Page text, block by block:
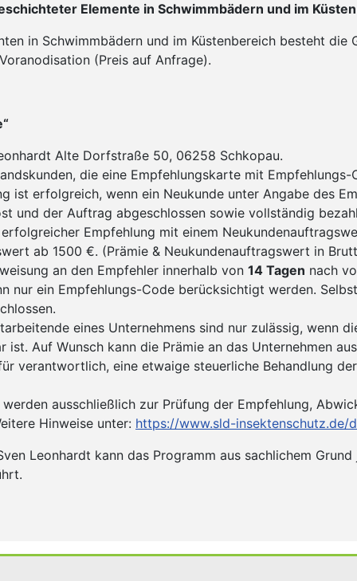
Elemente in Schwimmbädern und im
in Schwimmbädern und im Küstenbereich besteht
(Preis auf Anfrage).
Alte Dorfstraße 50, 06258 Schkopau.
die eine Empfehlungskarte mit Empfehlungs-
ist erfolgreich, wenn ein Neukunde unter Angabe des
und der Auftrag abgeschlossen sowie vollständig
Empfehlung mit einem
ab 1500 €. (Prämie & Neukundenauftragswert in
an den Empfehler innerhalb von 14 Tagen nach
nur ein Empfehlungs-Code berücksichtigt werden.
eines Unternehmens sind nur zulässig, wenn
ist. Auf Wunsch kann die Prämie an das Unternehmen
verantwortlich, eine etwaige steuerliche Behandlung
ausschließlich zur Prüfung der Empfehlung,
Hinweise unter: https://www.sld-insektenschutz.de/
Leonhardt kann das Programm aus sachlichem